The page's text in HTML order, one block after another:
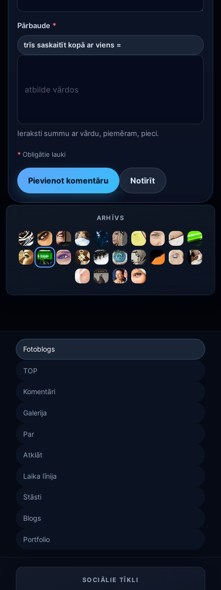
Pārbaude *
trīs saskaitīt kopā ar viens =
Ieraksti summu ar vārdu, piemēram, pieci.
* Obligātie lauki
Pievienot komentāru Notīrīt
ARHĪVS
Fotoblogs
TOP
Komentāri
Galerija
Par
Atklāt
Laika līnija
Stāsti
Blogs
Portfolio
SOCIĀLIE TĪKLI